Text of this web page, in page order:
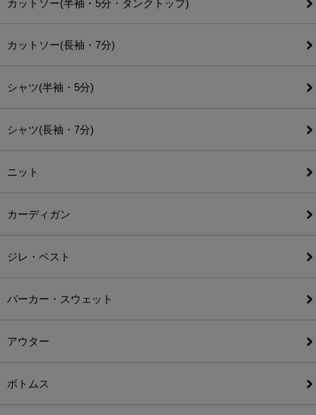
カットソー(半袖・5分・タンクトップ)
カットソー(長袖・7分)
シャツ(半袖・5分)
シャツ(長袖・7分)
ニット
カーディガン
ジレ・ベスト
パーカー・スウェット
アウター
ボトムス